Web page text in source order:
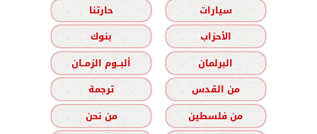
سيارات
حارتنا
الأحزاب
بنوك
البرلمان
ألبــوم الزمــان
من القدس
ترجمة
من فلسطين
من نحن